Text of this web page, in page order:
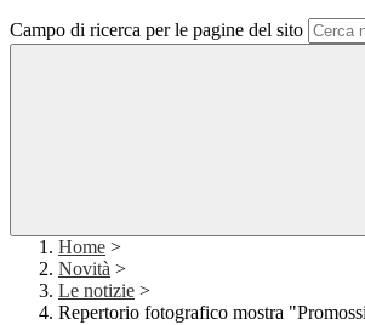
Campo di ricerca per le pagine del sito
Home >
Novità >
Le notizie >
Repertorio fotografico mostra